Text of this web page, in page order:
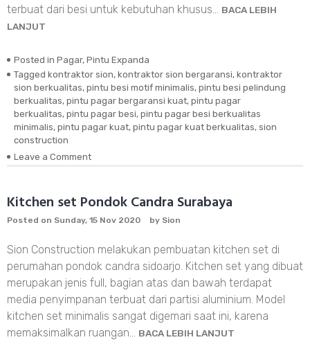
terbuat dari besi untuk kebutuhan khusus… BACA LEBIH
LANJUT
Posted in Pagar, Pintu Expanda
Tagged kontraktor sion, kontraktor sion bergaransi, kontraktor
sion berkualitas, pintu besi motif minimalis, pintu besi pelindung
berkualitas, pintu pagar bergaransi kuat, pintu pagar
berkualitas, pintu pagar besi, pintu pagar besi berkualitas
minimalis, pintu pagar kuat, pintu pagar kuat berkualitas, sion
construction
Leave a Comment
Besi
Berkualitas
Kitchen set Pondok Candra Surabaya
Posted on Sunday, 15 Nov 2020 by Sion
Sion Construction melakukan pembuatan kitchen set di
perumahan pondok candra sidoarjo. Kitchen set yang dibuat
merupakan jenis full, bagian atas dan bawah terdapat
media penyimpanan terbuat dari partisi aluminium. Model
kitchen set minimalis sangat digemari saat ini, karena
memaksimalkan ruangan… BACA LEBIH LANJUT